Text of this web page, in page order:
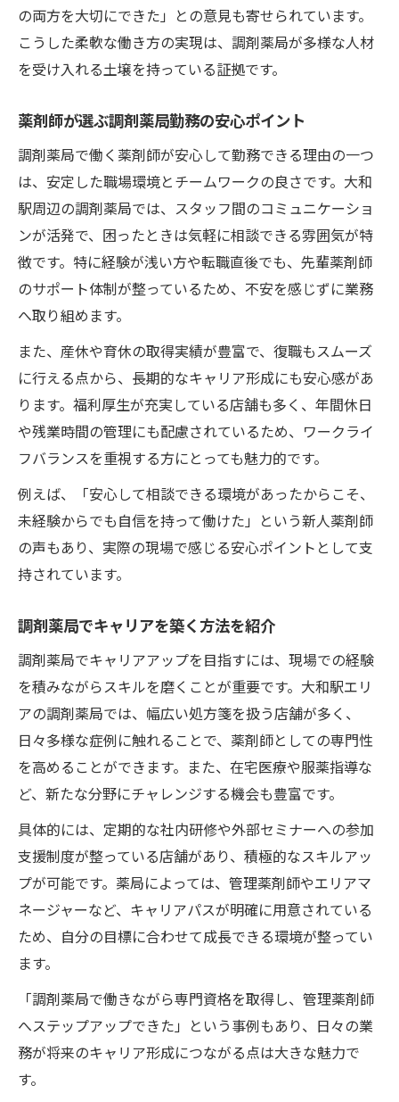
調剤薬局は女性薬剤師に選ばれる理由
調剤薬局で実感する女性の働きやすさ
調剤薬局薬剤師のキャリア支援体制を解説
ワークライフバランス重視の職場選びを解説
調剤薬局で叶う理想のワークライフバラン
ス
調剤薬局薬剤師が無理なく働く秘訣
調剤薬局勤務の休日やシフトの柔軟性
調剤薬局で生活と仕事を両立する方法
調剤薬局薬剤師の休日取得事例を紹介
の両方を大切にできた」との意見も寄せられています。
こうした柔軟な働き方の実現は、調剤薬局が多様な人材
を受け入れる土壌を持っている証拠です。
薬剤師が選ぶ調剤薬局勤務の安心ポイント
調剤薬局で働く薬剤師が安心して勤務できる理由の一つ
は、安定した職場環境とチームワークの良さです。大和
駅周辺の調剤薬局では、スタッフ間のコミュニケーショ
ンが活発で、困ったときは気軽に相談できる雰囲気が特
徴です。特に経験が浅い方や転職直後でも、先輩薬剤師
のサポート体制が整っているため、不安を感じずに業務
へ取り組めます。
また、産休や育休の取得実績が豊富で、復職もスムーズ
に行える点から、長期的なキャリア形成にも安心感があ
ります。福利厚生が充実している店舗も多く、年間休日
や残業時間の管理にも配慮されているため、ワークライ
フバランスを重視する方にとっても魅力的です。
例えば、「安心して相談できる環境があったからこそ、
未経験からでも自信を持って働けた」という新人薬剤師
の声もあり、実際の現場で感じる安心ポイントとして支
持されています。
調剤薬局でキャリアを築く方法を紹介
調剤薬局でキャリアアップを目指すには、現場での経験
を積みながらスキルを磨くことが重要です。大和駅エリ
アの調剤薬局では、幅広い処方箋を扱う店舗が多く、
日々多様な症例に触れることで、薬剤師としての専門性
を高めることができます。また、在宅医療や服薬指導な
ど、新たな分野にチャレンジする機会も豊富です。
具体的には、定期的な社内研修や外部セミナーへの参加
支援制度が整っている店舗があり、積極的なスキルアッ
プが可能です。薬局によっては、管理薬剤師やエリアマ
ネージャーなど、キャリアパスが明確に用意されている
ため、自分の目標に合わせて成長できる環境が整ってい
ます。
「調剤薬局で働きながら専門資格を取得し、管理薬剤師
へステップアップできた」という事例もあり、日々の業
務が将来のキャリア形成につながる点は大きな魅力で
す。